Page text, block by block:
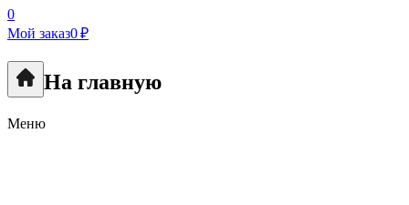
0
Мой заказ0 ₽
На главную
Меню